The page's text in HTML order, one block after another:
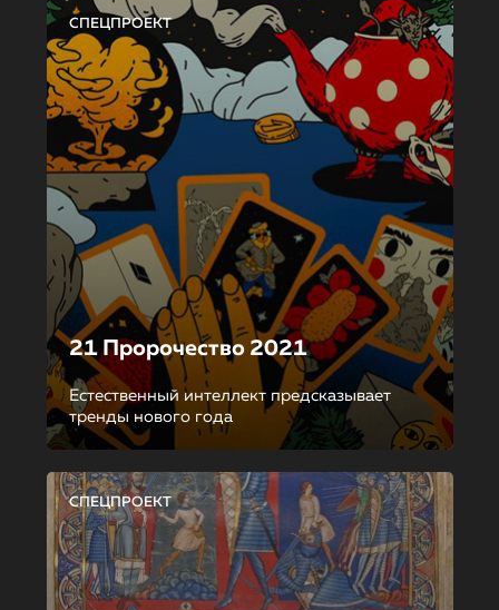
СПЕЦПРОЕКТ
21 Пророчество 2021
Естественный интеллект предсказывает
тренды нового года
СПЕЦПРОЕКТ